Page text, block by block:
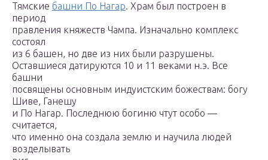
Тямские башни По Нагар. Храм был построен в
период
правления княжеств Чампа. Изначально комплекс
состоял
из 6 башен, но две из них были разрушены.
Оставшиеся датируются 10 и 11 веками н.э. Все
башни
посвящены основным индуистским божествам: богу
Шиве, Ганешу
и По Нагар. Последнюю богиню чтут особо —
считается,
что именно она создала землю и научила людей
возделывать